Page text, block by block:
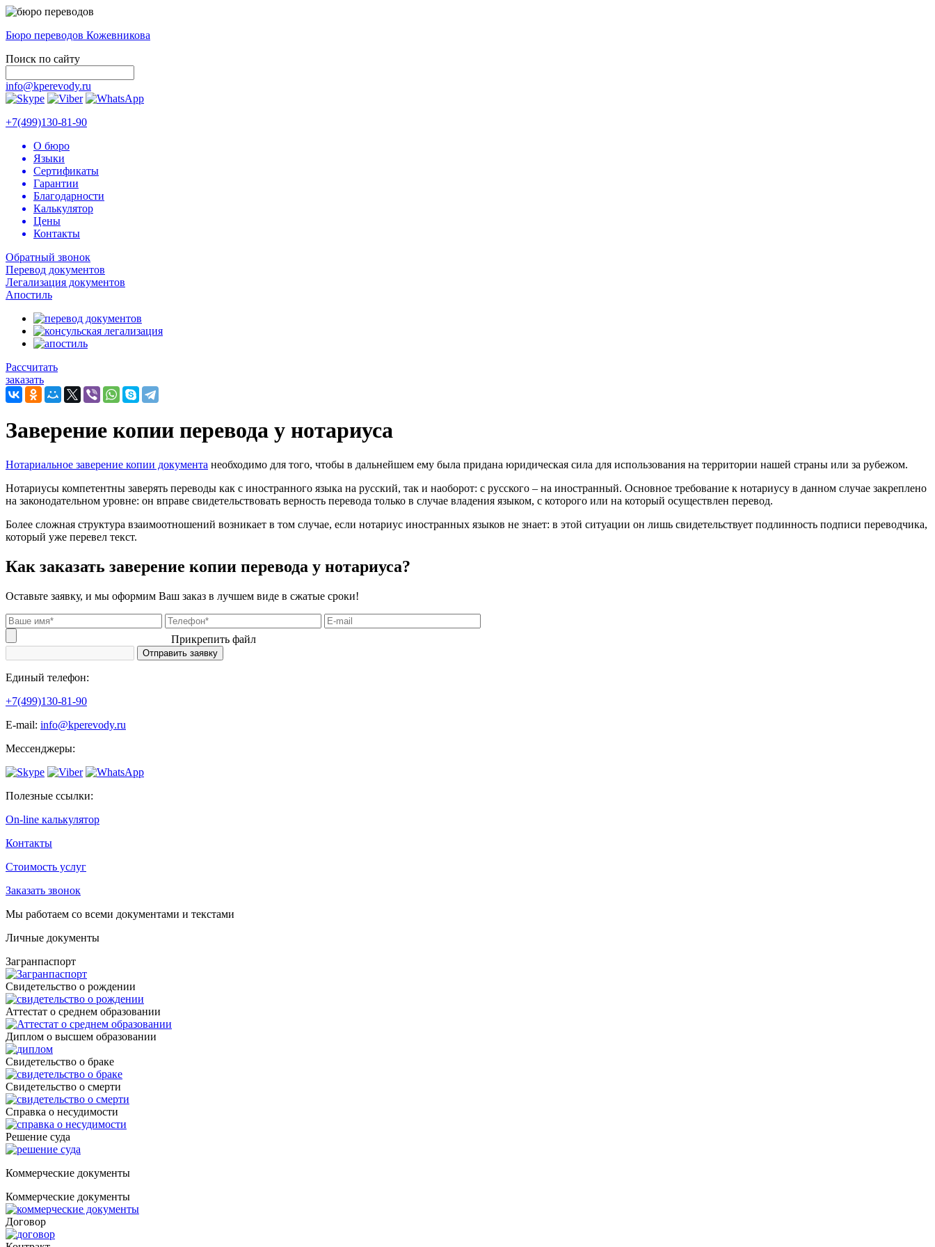
Бюро переводов Кожевникова
Поиск по сайту
info@kperevody.ru
+7(499)130-81-90
О бюро
Языки
Сертификаты
Гарантии
Благодарности
Калькулятор
Цены
Контакты
Обратный звонок
Перевод документов
Легализация документов
Апостиль
Рассчитать
заказать
Заверение копии перевода у нотариуса
Нотариальное заверение копии документа необходимо для того, чтобы в дальнейшем ему была придана юридическая сила для использования на территории нашей страны или за рубежом.
Нотариусы компетентны заверять переводы как с иностранного языка на русский, так и наоборот: с русского – на иностранный. Основное требование к нотариусу в данном случае закреплено
на законодательном уровне: он вправе свидетельствовать верность перевода только в случае владения языком, с которого или на который осуществлен перевод.
Более сложная структура взаимоотношений возникает в том случае, если нотариус иностранных языков не знает: в этой ситуации он лишь свидетельствует подлинность подписи переводчика,
который уже перевел текст.
Как заказать заверение копии перевода у нотариуса?
Оставьте заявку, и мы оформим Ваш заказ в лучшем виде в сжатые сроки!
Прикрепить файл
Единый телефон:
+7(499)130-81-90
Е-mail: info@kperevody.ru
Мессенджеры:
Полезные ссылки:
On-line калькулятор
Контакты
Стоимость услуг
Заказать звонок
Мы работаем со всеми документами и текстами
Личные документы
Загранпаспорт
Cвидетельство о рождении
Аттестат о среднем образовании
Диплом о высшем образовании
Свидетельство о браке
Свидетельство о смерти
Справка о несудимости
Решение суда
Коммерческие документы
Коммерческие документы
Договор